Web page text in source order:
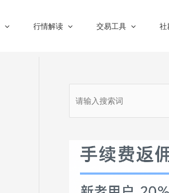
行情解读 交易工具 社